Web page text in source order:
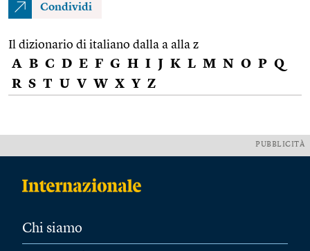
Condividi
Il dizionario di italiano dalla a alla z
A B C D E F G H I J K L M N O P Q
R S T U V W X Y Z
PUBBLICITÀ
Chi siamo